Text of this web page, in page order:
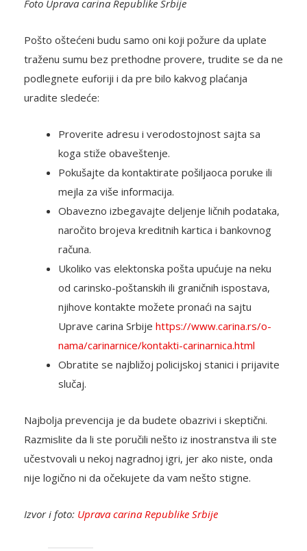
Foto Uprava carina Republike Srbije
Pošto oštećeni budu samo oni koji požure da uplate
traženu sumu bez prethodne provere, trudite se da ne
podlegnete euforiji i da pre bilo kakvog plaćanja
uradite sledeće:
Proverite adresu i verodostojnost sajta sa
koga stiže obaveštenje.
Pokušajte da kontaktirate pošiljaoca poruke ili
mejla za više informacija.
Obavezno izbegavajte deljenje ličnih podataka,
naročito brojeva kreditnih kartica i bankovnog
računa.
Ukoliko vas elektonska pošta upućuje na neku
od carinsko-poštanskih ili graničnih ispostava,
njihove kontakte možete pronaći na sajtu
Uprave carina Srbije https://www.carina.rs/o-
nama/carinarnice/kontakti-carinarnica.html
Obratite se najbližoj policijskoj stanici i prijavite
slučaj.
Najbolja prevencija je da budete obazrivi i skeptični.
Razmislite da li ste poručili nešto iz inostranstva ili ste
učestvovali u nekoj nagradnoj igri, jer ako niste, onda
nije logično ni da očekujete da vam nešto stigne.
Izvor i foto: Uprava carina Republike Srbije